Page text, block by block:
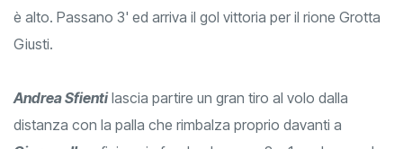
alle spalle diJacopo Fanti.All'11' ci provaBarsottima il tiro
è alto. Passano 3' ed arriva il gol vittoria per il rione Grotta
Andrea Sfientilascia partire un gran tiro al volo dalla